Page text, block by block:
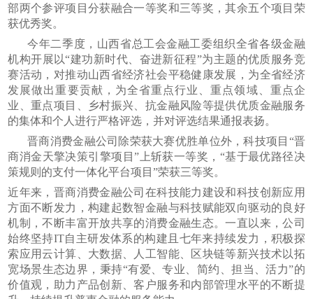
部两个参评项目分获融合一等奖和三等奖，其余五个项目荣
获优秀奖。
今年二季度，山西省总工会金融工委组织全省各级金融
机构开展以“建功新时代、奋进新征程”为主题的优质服务竞
赛活动，对推动山西省经济社会平稳健康发展，为全省经济
发展做出重要贡献，为全省重点行业、重点领域、重点企
业、重点项目、乡村振兴、抗金融风险等提供优质金融服务
的集体和个人进行严格评选，并对评选结果通报表扬。
晋商消费金融公司除荣获大赛优胜单位外，科技项目“晋
商消金天擎决策引擎项目”上斩获一等奖，“基于最优路径决
策规则的支付一体化平台项目”荣获三等奖。
近年来，晋商消费金融公司在科技能力建设和科技创新应用
方面不断发力，构建起数智金融与科技赋能双向驱动的良好
机制，不断丰富开放共享的消费金融生态。一直以来，公司
始终坚持IT自主研发体系的构建且七年来持续发力，积极探
索应用云计算、大数据、人工智能、区块链等新兴技术以拓
宽场景生态边界，秉持“有爱、专业、简约、担当、活力”的
价值观，助力产品创新、客户服务和内部管理水平的不断提